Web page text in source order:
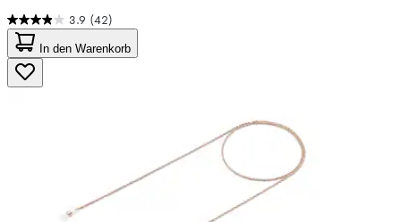
3.9 (42)
3.9
von
5
Sternen.
42
In den Warenkorb